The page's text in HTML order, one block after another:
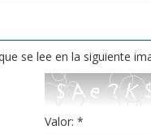
se lee en la siguiente
Valor: *